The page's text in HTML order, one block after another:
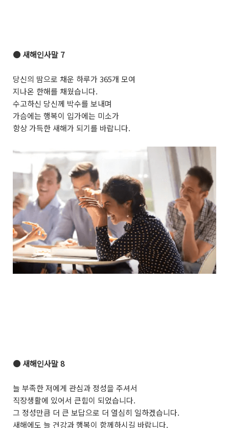
● 새해인사말 7
당신의 땀으로 채운 하루가 365개 모여
지나온 한해를 채웠습니다.
수고하신 당신께 박수를 보내며
가슴에는 행복이 입가에는 미소가
항상 가득한 새해가 되기를 바랍니다.
● 새해인사말 8
늘 부족한 저에게 관심과 정성을 주셔서
직장생활에 있어서 큰힘이 되었습니다.
그 정성만큼 더 큰 보답으로 더 열심히 일하겠습니다.
새해에도 늘 건강과 행복이 함께하시길 바랍니다.